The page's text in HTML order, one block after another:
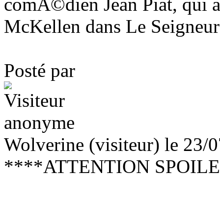
McKellen dans Le
Posté par
Wolverine (visiteur) le 23/
****ATTENTION